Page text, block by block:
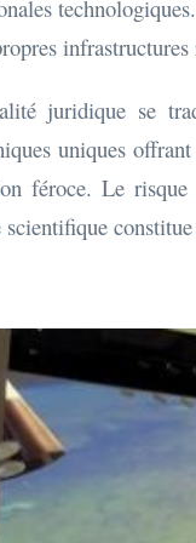
juridique se
uniques
féroce. Le
scientifique